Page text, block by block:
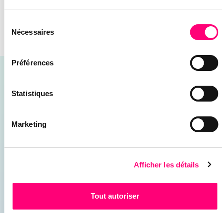
Nécessaires
Préférences
Statistiques
Marketing
Afficher les détails
Tout autoriser
DIGITAL.
CES ARTICLES POURRAIENT VOUS
RETROUVEZ NOS CONSEILS, GUIDES &
TUTORIELS POUR AMÉLIORER VOTRE